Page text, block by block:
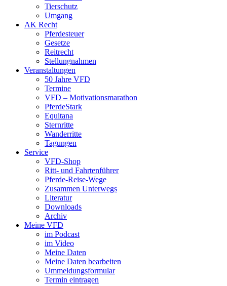
Tierschutz
Umgang
AK Recht
Pferdesteuer
Gesetze
Reitrecht
Stellungnahmen
Veranstaltungen
50 Jahre VFD
Termine
VFD – Motivationsmarathon
PferdeStark
Equitana
Sternritte
Wanderritte
Tagungen
Service
VFD-Shop
Ritt- und Fahrtenführer
Pferde-Reise-Wege
Zusammen Unterwegs
Literatur
Downloads
Archiv
Meine VFD
im Podcast
im Video
Meine Daten
Meine Daten bearbeiten
Ummeldungsformular
Termin eintragen